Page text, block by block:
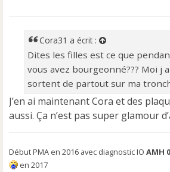
l
u
Cora31 a écrit :
Dites les filles est ce que
vous avez bourgeonné??? Moi j
sortent de partout sur ma
J’en ai maintenant Cora et des
aussi. Ça n’est pas super glamour
Début PMA en 2016 avec diagnostic IO AMH
en 2017